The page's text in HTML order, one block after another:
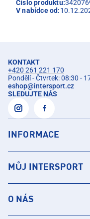
Číslo produktu:
V nabídce od:
KONTAKT
+420 261 221 170
Pondělí - Čtvrtek: 08:30 -
eshop@intersport.cz
SLEDUJTE NÁS
INFORMACE
MŮJ INTERSPORT
O NÁS